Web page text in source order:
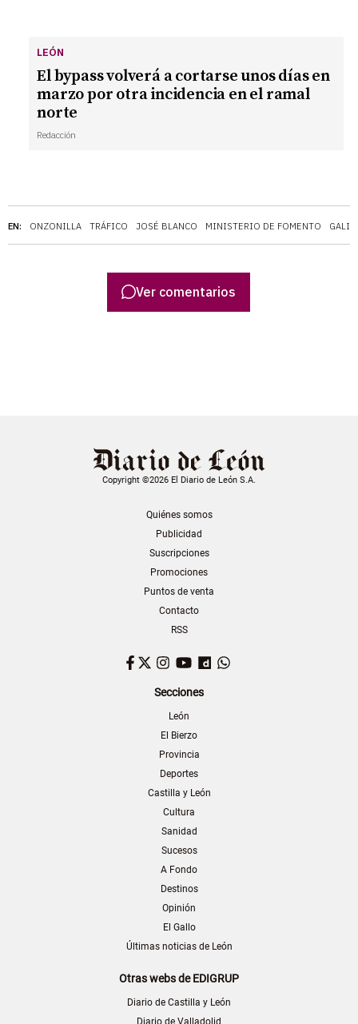
EN: ONZONILLA TRÁFICO JOSÉ BLANCO MINISTERIO DE FOMENTO
LEÓN
El bypass volverá a cortarse unos días en
marzo por otra incidencia en el ramal
norte
Redacción
Ver comentarios
Copyright ©2026 El Diario de León S.A.
Quiénes somos
Publicidad
Suscripciones
Promociones
Puntos de venta
Contacto
RSS
Facebook
TwitterInstagram
YouTubeDailymotion
Secciones
León
El Bierzo
Provincia
Deportes
Castilla y León
Cultura
Sanidad
Sucesos
A Fondo
Destinos
Opinión
El Gallo
Últimas noticias de León
Otras webs de EDIGRUP
Diario de Castilla y León